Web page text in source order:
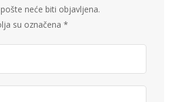
neće biti objavljena.
su označena*